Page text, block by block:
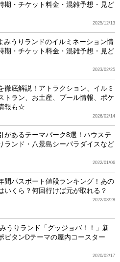
期・チケット料金・混雑予想・見ど
2025/12/13
みうりランドのイルミネーション情
期・チケット料金・混雑予想・見ど
2023/02/25
徹底解説！アトラクション、イルミ
トラン、お土産、プール情報、ポケ
報も☆
2026/02/14
があるテーマパーク8選！ハウステ
ランド・八景島シーパラダイスなど
2022/01/06
間パスポート値段ランキング！あの
いくら？何回行けば元が取れる？
2022/03/28
うりランド「グッジョバ！！」新
ビタンDテーマの屋内コースター
2020/02/17